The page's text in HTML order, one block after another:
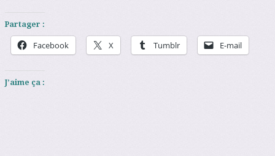
Partager :
Facebook X Tumblr E-mail
J’aime ça :